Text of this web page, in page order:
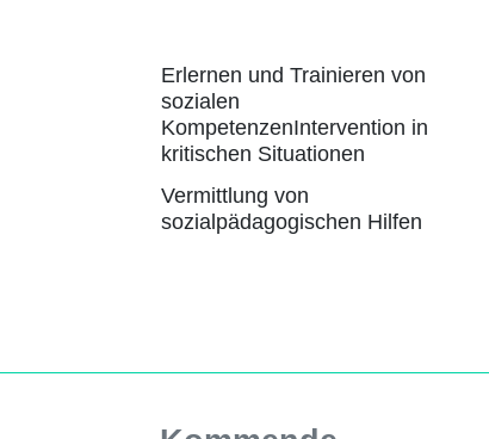
Erlernen und Trainieren von
sozialen
KompetenzenIntervention in
kritischen Situationen
Vermittlung von
sozialpädagogischen Hilfen